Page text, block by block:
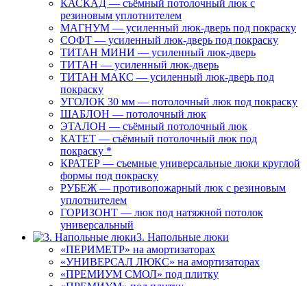
КАСКАД — съёмный потолочный люк с
резиновым уплотнителем
МАГНУМ — усиленный люк-дверь под покраску
СОФТ — усиленный люк-дверь под покраску
ТИТАН МИНИ — усиленный люк-дверь
ТИТАН — усиленный люк-дверь
ТИТАН МАКС — усиленный люк-дверь под
покраску
УГОЛОК 30 мм — потолочный люк под покраску
ШАБЛОН — потолочный люк
ЭТАЛОН — съёмный потолочный люк
КАТЕТ — съёмный потолочный люк под
покраску *
КРАТЕР — съемные универсальные люки круглой
формы под покраску
РУБЕЖ — противопожарный люк с резиновым
уплотнителем
ГОРИЗОНТ — люк под натяжной потолок
универсальный
3. Напольные люки
«ПЕРИМЕТР» на амортизаторах
«УНИВЕРСАЛ ЛЮКС» на амортизаторах
«ПРЕМИУМ СМОЛ» под плитку